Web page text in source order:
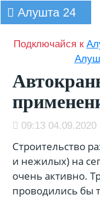
Алушта 24
Подключайся к
09:13 04.09.2020
Строительство
и нежилых) на
очень активно.
проводились бы